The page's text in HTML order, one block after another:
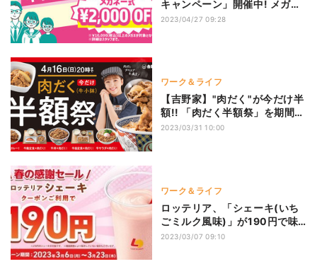
キャンペーン」開催中! メガネ
一式購入価格が2000円オフに
2023/04/27 09:28
ワーク＆ライフ
【吉野家】"肉だく"が今だけ半
額!! 「肉だく半額祭」を期間限
定で開催!
2023/03/31 10:00
ワーク＆ライフ
ロッテリア、「シェーキ(いち
ごミルク風味)」が190円で味
わえる春のキャンペーン開催
2023/03/07 09:10